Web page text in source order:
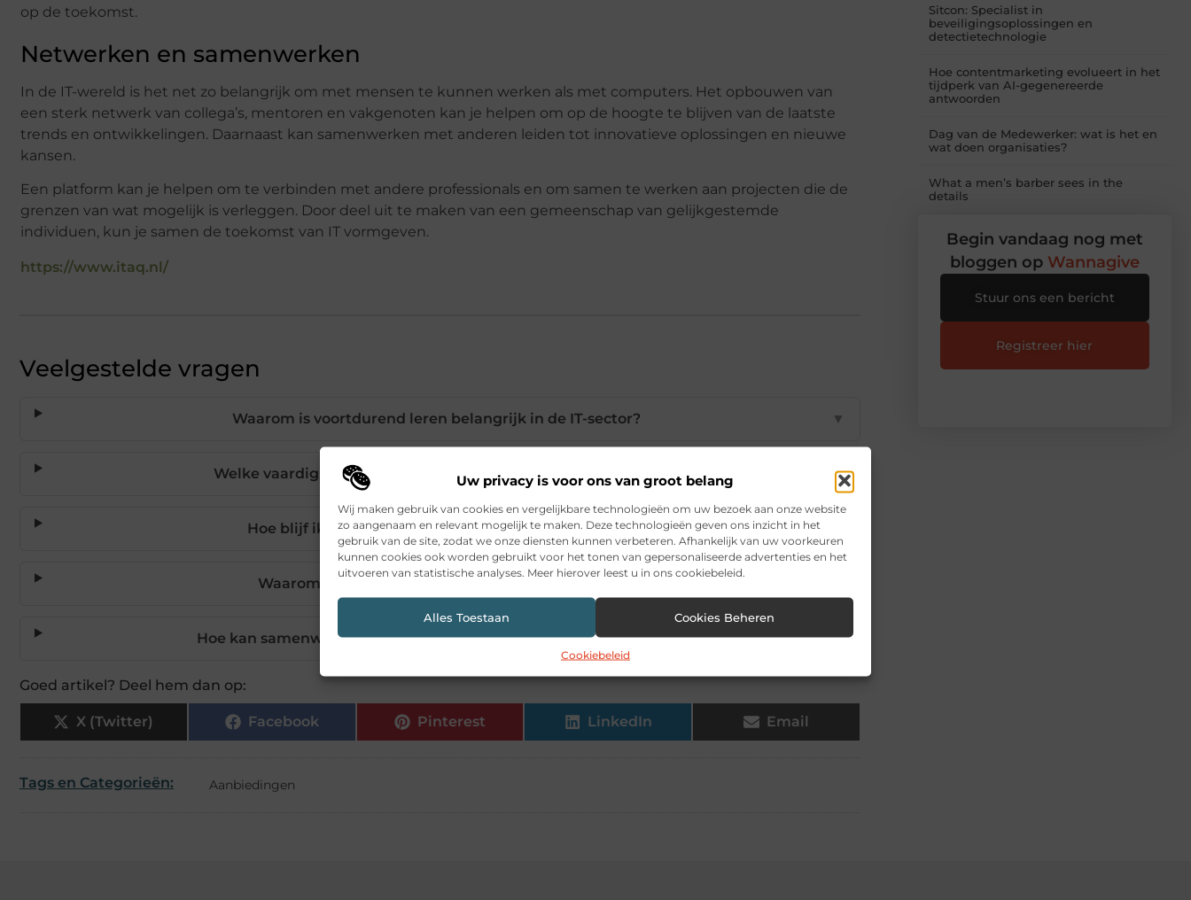
Uw privacy is voor ons van groot belang
Wij maken gebruik van cookies en vergelijkbare technologieën om uw bezoek aan onze website
zo aangenaam en relevant mogelijk te maken. Deze technologieën geven ons inzicht in het
gebruik van de site, zodat we onze diensten kunnen verbeteren. Afhankelijk van uw voorkeuren
kunnen cookies ook worden gebruikt voor het tonen van gepersonaliseerde advertenties en het
uitvoeren van statistische analyses. Meer hierover leest u in ons cookiebeleid.
Alles Toestaan Cookies Beheren
Cookiebeleid
op de toekomst.
Netwerken en samenwerken
In de IT-wereld is het net zo belangrijk om met mensen te kunnen werken als met computers. Het opbouwen van
een sterk netwerk van collega’s, mentoren en vakgenoten kan je helpen om op de hoogte te blijven van de laatste
trends en ontwikkelingen. Daarnaast kan samenwerken met anderen leiden tot innovatieve oplossingen en nieuwe
kansen.
Een platform kan je helpen om te verbinden met andere professionals en om samen te werken aan projecten die de
grenzen van wat mogelijk is verleggen. Door deel uit te maken van een gemeenschap van gelijkgestemde
individuen, kun je samen de toekomst van IT vormgeven.
https://www.itaq.nl/
Veelgestelde vragen
Waarom is voortdurend leren belangrijk in de IT-sector? ▼
Welke vaardigheden moet ik ontwikkelen voor de toekomst? ▼
Hoe blijf ik op de hoogte van de nieuwste IT-trends?
Waarom is flexibiliteit belangrijk in IT-projecten?
Hoe kan samenwerking mij helpen voorbereid te zijn op morgen? ▼
Goed artikel? Deel hem dan op:
X (Twitter) Facebook Pinterest LinkedIn Email
Tags en Categorieën: Aanbiedingen
Sitcon: Specialist in
beveiligingsoplossingen en
detectietechnologie
Hoe contentmarketing evolueert in het
tijdperk van AI-gegenereerde
antwoorden
Dag van de Medewerker: wat is het en
wat doen organisaties?
What a men’s barber sees in the
details
Begin vandaag nog met
bloggen op Wannagive
Stuur ons een bericht
Registreer hier